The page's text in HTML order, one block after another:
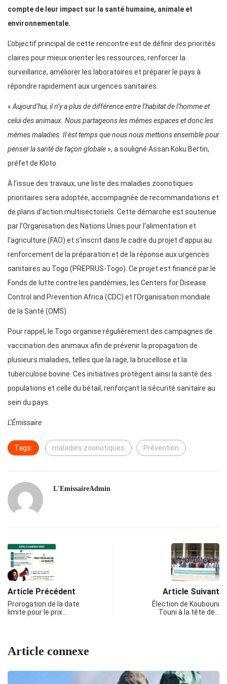
compte de leur impact sur la santé humaine, animale et
environnementale.
L’objectif principal de cette rencontre est de définir des priorités
claires pour mieux orienter les ressources, renforcer la
surveillance, améliorer les laboratoires et préparer le pays à
répondre rapidement aux urgences sanitaires.
«Aujourd’hui, il n’y a plus de différence entre l’habitat de l’homme et
celui des animaux. Nous partageons les mêmes espaces et donc les
mêmes maladies. Il est temps que nous nous mettions ensemble pour
penser la santé de façon globale », a souligné Assan Koku Bertin,
préfet de Kloto.
À l’issue des travaux, une liste des maladies zoonotiques
prioritaires sera adoptée, accompagnée de recommandations et
de plans d’action multisectoriels. Cette démarche est soutenue
par l’Organisation des Nations Unies pour l’alimentation et
l’agriculture (FAO) et s’inscrit dans le cadre du projet d’appui au
renforcement de la préparation et de la réponse aux urgences
sanitaires au Togo (PREPRUS-Togo). Ce projet est financé par le
Fonds de lutte contre les pandémies, les Centers for Disease
Control and Prevention Africa (CDC) et l’Organisation mondiale
de la Santé (OMS).
Pour rappel, le Togo organise régulièrement des campagnes de
vaccination des animaux afin de prévenir la propagation de
plusieurs maladies, telles que la rage, la brucellose et la
tuberculose bovine. Ces initiatives protègent ainsi la santé des
populations et celle du bétail, renforçant la sécurité sanitaire au
sein du pays.
L’Émissaire
Tags: maladies zoonotiques Prévention
L'EmissaireAdmin
Article Précédent
Prorogation de la date
limite pour le prix…
Article Suivant
Élection de Koubouni
Touni à la tête de…
Article connexe